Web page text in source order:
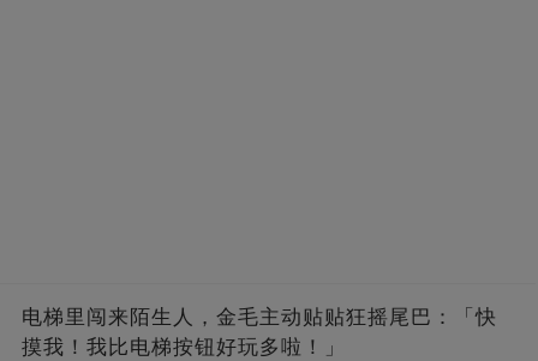
电梯里闯来陌生人，金毛主动贴贴狂摇尾巴：「快
摸我！我比电梯按钮好玩多啦！」